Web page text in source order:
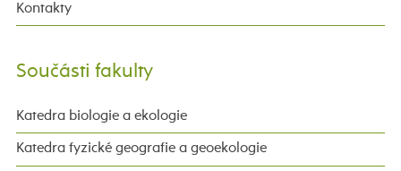
Kontakty
Součásti fakulty
Katedra biologie a ekologie
Katedra fyzické geografie a geoekologie